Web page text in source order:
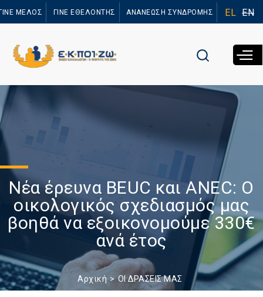
προς το
ΜΕΛΟΣ ΓΙΝΕ ΕΘΕΛΟΝΤΗΣ ΑΝΑΝΕΩΣΗ ΣΥΝΔΡΟΜΗΣ EL EN
Νέα έρευνα BEUC και ANEC: Ο
οικολογικός σχεδιασμός μας
βοηθά να εξοικονομούμε 330€
ανά έτος
Αρχική ΟΙ ΔΡΑΣΕΙΣ ΜΑΣ